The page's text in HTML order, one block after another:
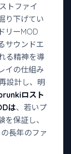
トファイ
り下げてい
リーMOD
サウンドエ
る精神を導
イの仕組み
設計し、明
ロスト
は、若いプ
保証し、
長年のファ